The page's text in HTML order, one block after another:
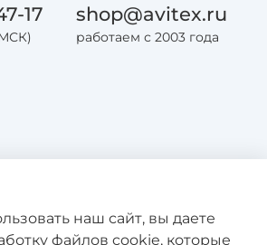
17 shop@avitex.ru
работаем с 2003 года
наш сайт, вы даете
файлов cookie, которые